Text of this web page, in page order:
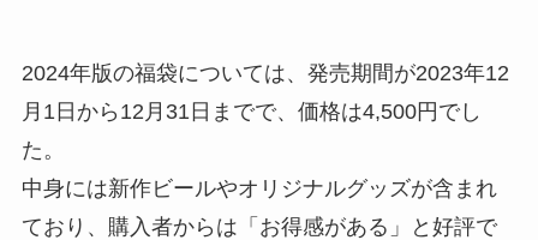
2024年版の福袋については、発売期間が2023年12
月1日から12月31日までで、価格は4,500円でし
た。
中身には新作ビールやオリジナルグッズが含まれ
ており、購入者からは「お得感がある」と好評で